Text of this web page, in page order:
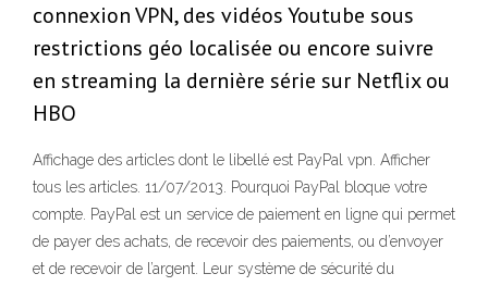
connexion VPN, des vidéos Youtube sous
restrictions géo localisée ou encore suivre
en streaming la dernière série sur Netflix ou
HBO
Affichage des articles dont le libellé est PayPal vpn. Afficher
tous les articles. 11/07/2013. Pourquoi PayPal bloque votre
compte. PayPal est un service de paiement en ligne qui permet
de payer des achats, de recevoir des paiements, ou d’envoyer
et de recevoir de l’argent. Leur système de sécurité du